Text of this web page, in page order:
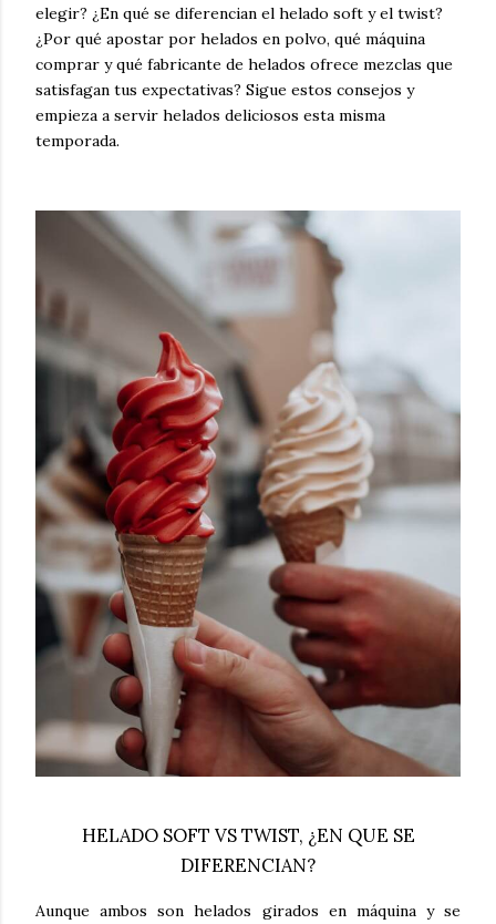
elegir? ¿En qué se diferencian el helado soft y el twist?
¿Por qué apostar por helados en polvo, qué máquina
comprar y qué fabricante de helados ofrece mezclas que
satisfagan tus expectativas? Sigue estos consejos y
empieza a servir helados deliciosos esta misma
temporada.
HELADO SOFT VS TWIST, ¿EN QUE SE
DIFERENCIAN?
Aunque ambos son helados girados en máquina y se